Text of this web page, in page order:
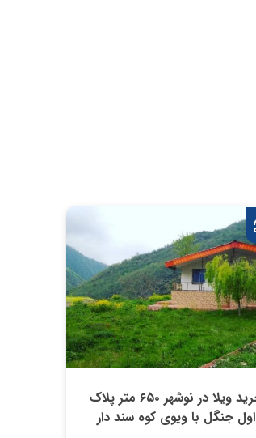
خرید ویلا در نوشهر ۶۵۰ متر پلاک
اول جنگل با ویوی کوه سند دار